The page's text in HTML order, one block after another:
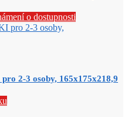
o dostupnosti
2-3 osoby, 165x175x218,9